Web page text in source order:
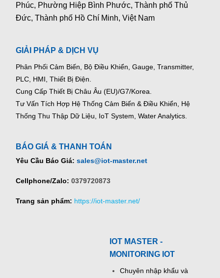
Phúc, Phường Hiệp Bình Phước, Thành phố Thủ
Đức, Thành phố Hồ Chí Minh, Việt Nam
GIẢI PHÁP & DỊCH VỤ
Phân Phối Cảm Biến, Bộ Điều Khiển, Gauge, Transmitter,
PLC, HMI, Thiết Bị Điện.
Cung Cấp Thiết Bị Châu Âu (EU)/G7/Korea.
Tư Vấn Tích Hợp Hệ Thống Cảm Biến & Điều Khiển, Hệ
Thống Thu Thập Dữ Liệu, IoT System, Water Analytics.
BÁO GIÁ & THANH TOÁN
Yêu Cầu Báo Giá: sales@iot-master.net
Cellphone/Zalo: 0379720873
Trang sản phẩm: https://iot-master.net/
IOT MASTER -
MONITORING IOT
Chuyên nhập khẩu và